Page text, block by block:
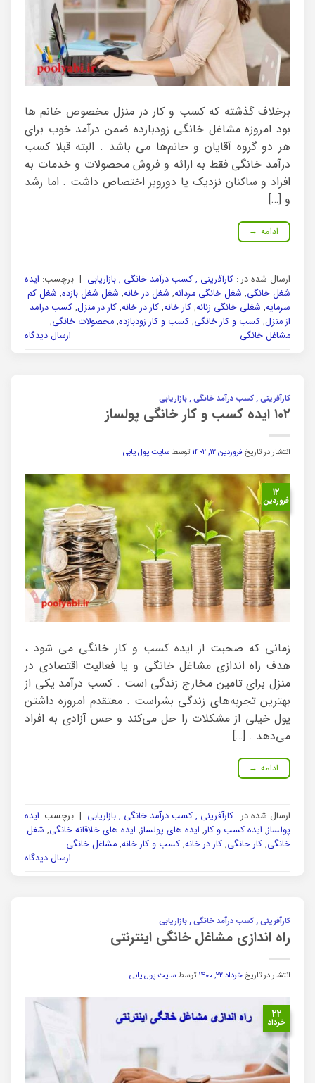
برخلاف گذشته که کسب و کار در منزل مخصوص خانم ها
بود امروزه مشاغل خانگی زودبازده ضمن درآمد خوب برای
هر دو گروه آقایان و خانم‌ها می باشد . البته قبلا کسب
درآمد خانگی فقط به ارائه و فروش محصولات و خدمات به
افراد و ساکنان نزدیک یا دوروبر اختصاص داشت . اما رشد
و […]
ادامه →
ارسال شده در : کارآفرینی , کسب درآمد خانگی , بازاریابی | برچسب: ایده
شغل خانگی, شغل خانگی مردانه, شغل در خانه, شغل شغل بازده, شغل کم
سرمایه, شغلی خانگی زنانه, کار خانه, کار در خانه, کار در منزل, کسب درآمد
از منزل, کسب و کار خانگی, کسب و کار زودبازده, محصولات خانگی,
مشاغل خانگی
ارسال دیدگاه
کارآفرینی , کسب درآمد خانگی , بازاریابی
۱۰۲ ایده کسب و کار خانگی پولساز
انتشار در تاریخ فروردین ۱۲, ۱۴۰۲ توسط سایت پول یابی
۱۲
فروردین
زمانی که صحبت از ایده کسب و کار خانگی می شود ،
هدف راه اندازی مشاغل خانگی و یا فعالیت اقتصادی در
منزل برای تامین مخارج زندگی است . کسب درآمد یکی از
بهترین تجربه‌های زندگی بشراست . معتقدم امروزه داشتن
پول خیلی از مشکلات را حل می‌کند و حس آزادی به افراد
می‌دهد . […]
ادامه →
ارسال شده در : کارآفرینی , کسب درآمد خانگی , بازاریابی | برچسب: ایده
پولساز, ایده کسب و کار, ایده های پولساز, ایده های خلاقانه خانگی, شغل
خانگی, کار حانگی, کار در خانه, کسب و کار خانه, مشاغل خانگی
ارسال دیدگاه
کارآفرینی , کسب درآمد خانگی , بازاریابی
راه اندازی مشاغل خانگی اینترنتی
انتشار در تاریخخرداد ۲۲, ۱۴۰۰ توسط سایت پول یابی
۲۲
خرداد